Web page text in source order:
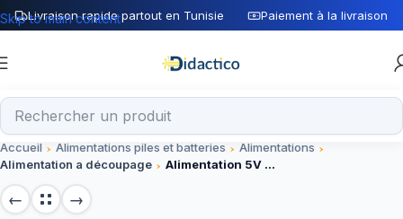
Livraison rapide partout en Tunisie Paiement à la livraison
Skip to main content
Accueil Alimentations piles et batteries
Alimentations
Alimentation a découpage
Alimentation 5V 4A Micro USB